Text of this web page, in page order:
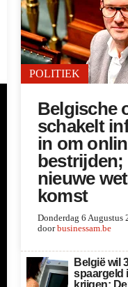
POLITIEK
Belgische
schakelt
in om
nieuwe
komst
Donderdag 6 Augustus
doorbusinessam.be
België wil
spaargeld
krijgen: